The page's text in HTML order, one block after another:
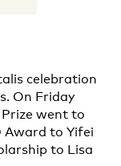
celebration
On Friday
went to
Award to Yifei
to Lisa